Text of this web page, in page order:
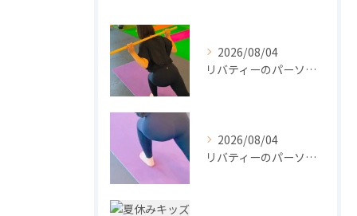
2026/08/04
リバティーのパーソナル🧘‍♀️
2026/08/04
リバティーのパーソナル🧘‍♀️